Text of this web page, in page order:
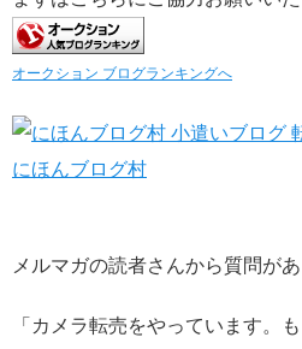
オークション ブログランキングへ
にほんブログ村
メルマガの読者さんから質問があ
「カメラ転売をやっています。